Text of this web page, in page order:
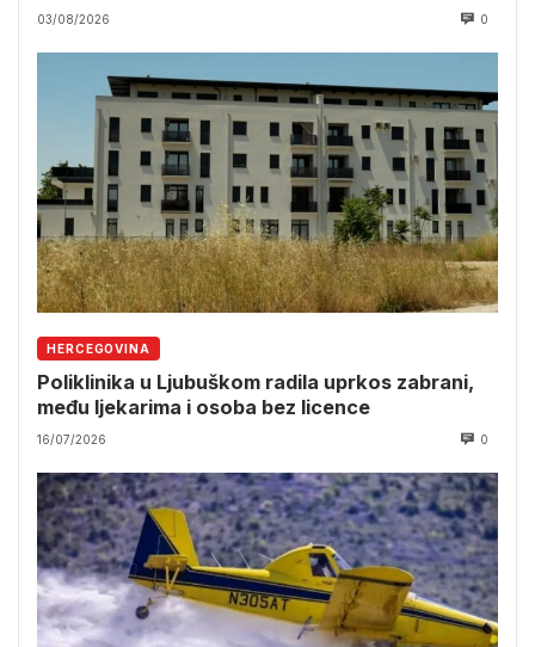
03/08/2026 0
HERCEGOVINA
Poliklinika u Ljubuškom radila uprkos zabrani,
među ljekarima i osoba bez licence
16/07/2026 0